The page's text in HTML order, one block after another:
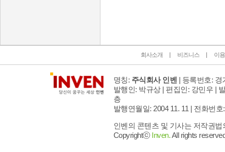
회사소개 비즈니스 이
명칭: 주식회사 인벤 | 등록번호: 경
발행인: 박규상 | 편집인: 강민우 |
층
발행연월일: 2004 11. 11 | 전화번호
인벤의 콘텐츠 및 기사는 저작권
Copyrightⓒ Inven.All rights